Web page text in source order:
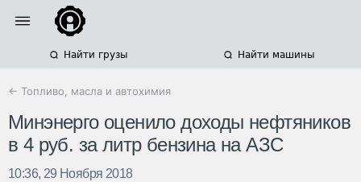
Найти грузы Найти машины
← Топливо, масла и автохимия
Минэнерго оценило доходы нефтяников
в 4 руб. за литр бензина на АЗС
10:36, 29 Ноября 2018